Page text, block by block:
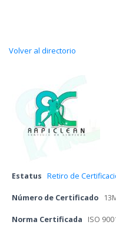
Volver al directorio
Estatu Retiro de
Número de Certificado
Norma Certificada ISO